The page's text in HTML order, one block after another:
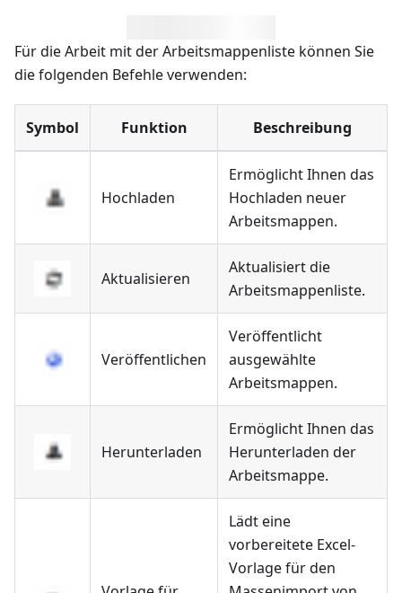
Für die Arbeit mit der Arbeitsmappenliste können Sie
die folgenden Befehle verwenden:
Symbol Funktion Beschreibung
Hochladen
Ermöglicht Ihnen das
Hochladen neuer
Arbeitsmappen.
Aktualisieren
Aktualisiert die
Arbeitsmappenliste.
Veröffentlichen
Veröffentlicht
ausgewählte
Arbeitsmappen.
Herunterladen
Ermöglicht Ihnen das
Herunterladen der
Arbeitsmappe.
Lädt eine
vorbereitete Excel-
Vorlage für den